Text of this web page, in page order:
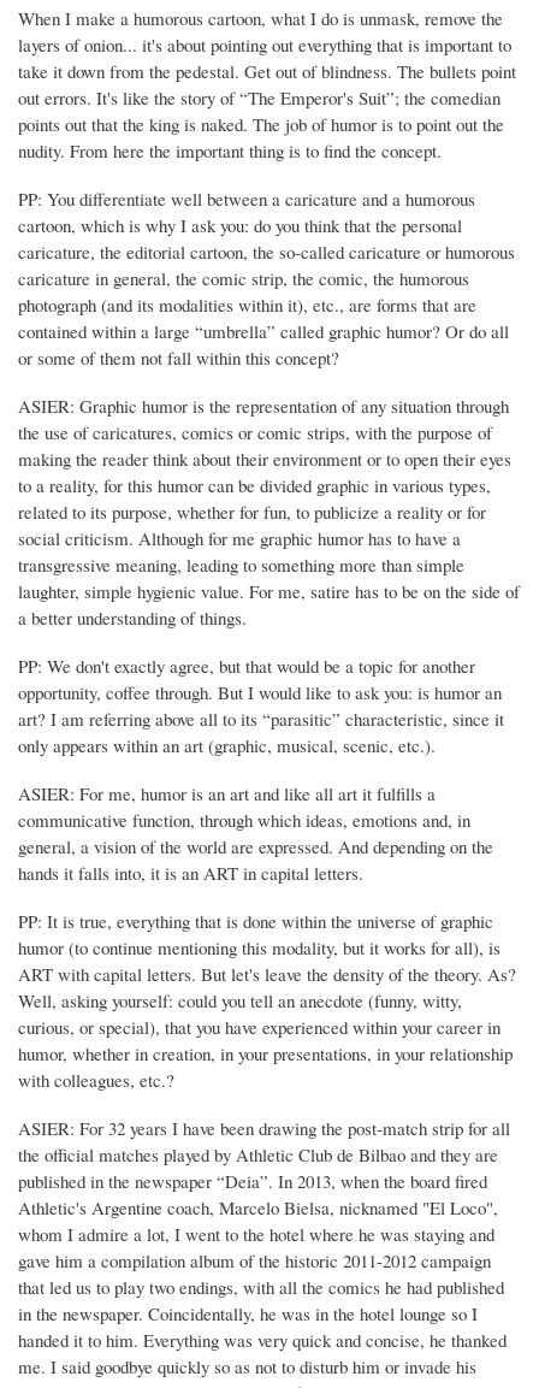
When I make a humorous cartoon, what I do is unmask, remove the
layers of onion... it's about pointing out everything that is important to
take it down from the pedestal. Get out of blindness. The bullets point
out errors. It's like the story of “The Emperor's Suit”; the comedian
points out that the king is naked. The job of humor is to point out the
nudity. From here the important thing is to find the concept.
PP: You differentiate well between a caricature and a humorous
cartoon, which is why I ask you: do you think that the personal
caricature, the editorial cartoon, the so-called caricature or humorous
caricature in general, the comic strip, the comic, the humorous
photograph (and its modalities within it), etc., are forms that are
contained within a large “umbrella” called graphic humor? Or do all
or some of them not fall within this concept?
ASIER: Graphic humor is the representation of any situation through
the use of caricatures, comics or comic strips, with the purpose of
making the reader think about their environment or to open their eyes
to a reality, for this humor can be divided graphic in various types,
related to its purpose, whether for fun, to publicize a reality or for
social criticism. Although for me graphic humor has to have a
transgressive meaning, leading to something more than simple
laughter, simple hygienic value. For me, satire has to be on the side of
a better understanding of things.
PP: We don't exactly agree, but that would be a topic for another
opportunity, coffee through. But I would like to ask you: is humor an
art? I am referring above all to its “parasitic” characteristic, since it
only appears within an art (graphic, musical, scenic, etc.).
ASIER: For me, humor is an art and like all art it fulfills a
communicative function, through which ideas, emotions and, in
general, a vision of the world are expressed. And depending on the
hands it falls into, it is an ART in capital letters.
PP: It is true, everything that is done within the universe of graphic
humor (to continue mentioning this modality, but it works for all), is
ART with capital letters. But let's leave the density of the theory. As?
Well, asking yourself: could you tell an anecdote (funny, witty,
curious, or special), that you have experienced within your career in
humor, whether in creation, in your presentations, in your relationship
with colleagues, etc.?
ASIER: For 32 years I have been drawing the post-match strip for all
the official matches played by Athletic Club de Bilbao and they are
published in the newspaper “Deia”. In 2013, when the board fired
Athletic's Argentine coach, Marcelo Bielsa, nicknamed "El Loco",
whom I admire a lot, I went to the hotel where he was staying and
gave him a compilation album of the historic 2011-2012 campaign
that led us to play two endings, with all the comics he had published
in the newspaper. Coincidentally, he was in the hotel lounge so I
handed it to him. Everything was very quick and concise, he thanked
me. I said goodbye quickly so as not to disturb him or invade his